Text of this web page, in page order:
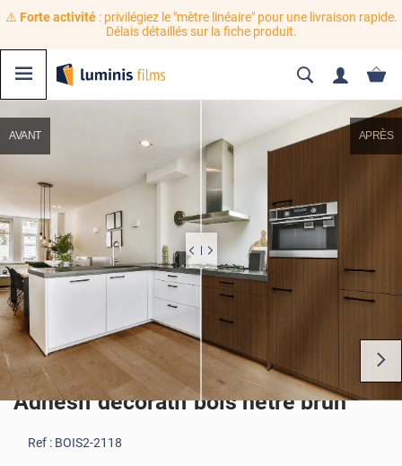
⚠️ Forte activité: privilégiez le "mètre linéaire" pour une livraison rapide.
Délais détaillés sur la fiche produit.
AVANT APRÈS
Adhésif décoratif bois hêtre brun
Ref : BOIS2-2118